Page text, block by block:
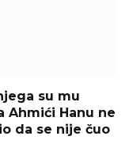
su mu
Ahmići Hanu ne
da se nije čuo